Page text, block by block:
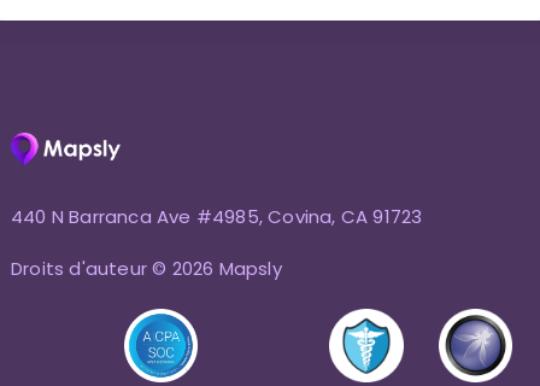
440 N Barranca Ave #4985, Covina, CA 91723
Droits d'auteur © 2026 Mapsly